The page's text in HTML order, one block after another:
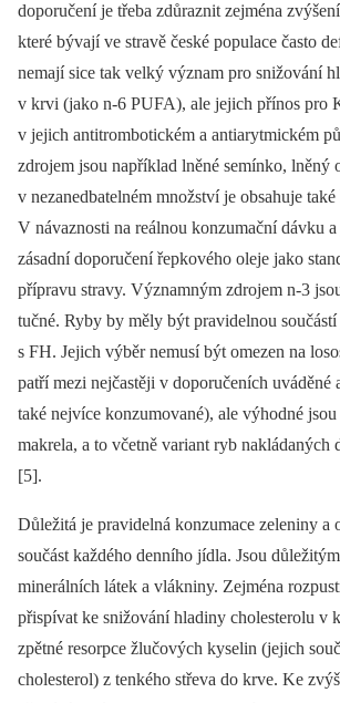
doporučení je třeba zdůraznit zejména
které bývají ve stravě české populace často
nemají sice tak velký význam pro snižování
v krvi (jako n-6 PUFA), ale jejich přínos pro
v jejich antitrombotickém a antiarytmickém
zdrojem jsou například lněné semínko, lněný
v nezanedbatelném množství je obsahuje
V návaznosti na reálnou konzumační dávku
zásadní doporučení řepkového oleje jako
přípravu stravy. Významným zdrojem n-3
tučné. Ryby by měly být pravidelnou
s FH. Jejich výběr nemusí být omezen na
patří mezi nejčastěji v doporučeních uváděné
také nejvíce konzumované), ale výhodné
makrela, a to včetně variant ryb nakládaných
[5].
Důležitá je pravidelná konzumace zeleniny a
součást každého denního jídla. Jsou
minerálních látek a vlákniny. Zejména
přispívat ke snižování hladiny cholesterolu v
zpětné resorpce žlučových kyselin (jejich
cholesterol) z tenkého střeva do krve. Ke